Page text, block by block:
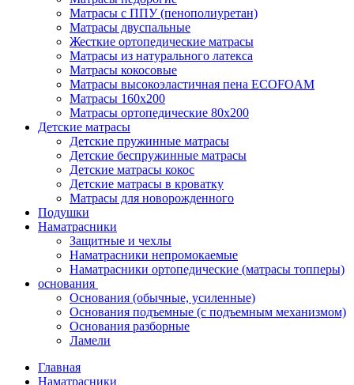
Матрасы с ППУ (пенополиуретан)
Матрасы двуспальные
Жесткие ортопедические матрасы
Матрасы из натурального латекса
Матрасы кокосовые
Матрасы высокоэластичная пена ECOFOAM
Матрасы 160х200
Матрасы ортопедические 80х200
Детские матрасы
Детские пружинные матрасы
Детские беспружинные матрасы
Детские матрасы кокос
Детские матрасы в кроватку
Матрасы для новорожденного
Подушки
Наматрасники
Защитные и чехлы
Наматрасники непромокаемые
Наматрасники ортопедические (матрасы топперы)
основания
Основания (обычные, усиленные)
Основания подъемные (с подъемным механизмом)
Основания разборные
Ламели
Главная
Наматрасники